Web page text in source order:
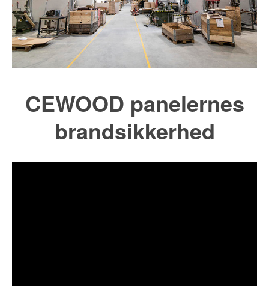
CEWOOD panelernes
brandsikkerhed